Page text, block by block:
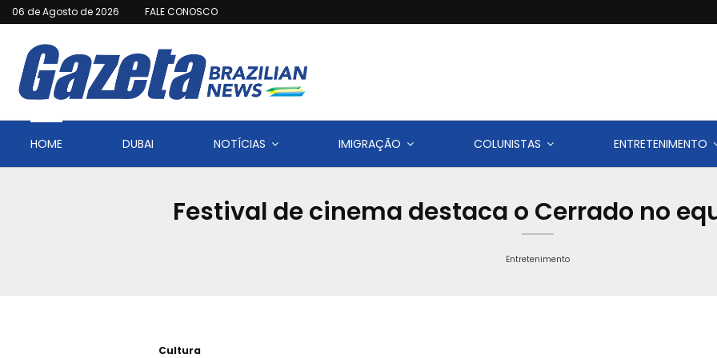
06 de Agosto de 2026 FALE CONOSCO
HOME DUBAI NOTÍCIAS IMIGRAÇÃO COLUNISTAS ENTRETENIMENTO
Festival de cinema destaca o Cerrado no
Entretenimento
Cultura